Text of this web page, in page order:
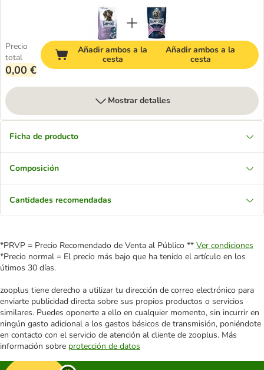
Precio
total
0,00 €
Añadir ambos a la
cesta
Añadir ambos a la
cesta
Mostrar detalles
Ficha de producto
Composición
Cantidades recomendadas
*PRVP = Precio Recomendado de Venta al Público ** Ver condiciones
*Precio normal = El precio más bajo que ha tenido el artículo en los
útimos 30 días.
zooplus tiene derecho a utilizar tu dirección de correo electrónico para
enviarte publicidad directa sobre sus propios productos o servicios
similares. Puedes oponerte a ello en cualquier momento, sin incurrir en
ningún gasto adicional a los gastos básicos de transmisión, poniéndote
en contacto con el servicio de atención al cliente de zooplus. Más
información sobre protección de datos